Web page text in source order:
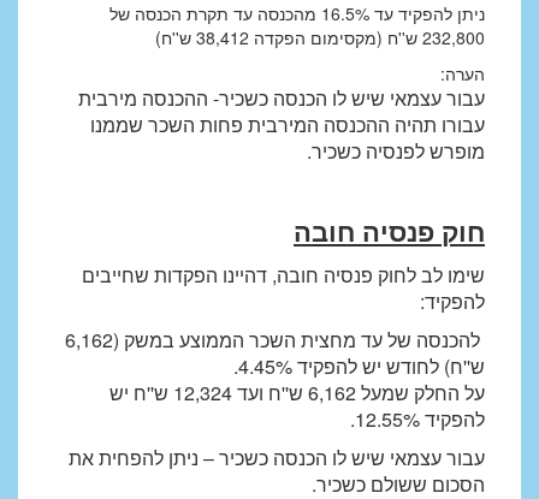
ניתן להפקיד עד 16.5% מהכנסה עד תקרת הכנסה של
232,800 ש''ח (מקסימום הפקדה 38,412 ש''ח)
הערה:
עבור עצמאי שיש לו הכנסה כשכיר- ההכנסה מירבית
עבורו תהיה ההכנסה המירבית פחות השכר שממנו
מופרש לפנסיה כשכיר.
חוק פנסיה חובה
שימו לב לחוק פנסיה חובה, דהיינו הפקדות שחייבים
להפקיד:
להכנסה של עד מחצית השכר הממוצע במשק (6,162
ש''ח) לחודש יש להפקיד 4.45%.
על החלק שמעל 6,162 ש''ח ועד 12,324 ש''ח יש
להפקיד 12.55%.
עבור עצמאי שיש לו הכנסה כשכיר – ניתן להפחית את
הסכום ששולם כשכיר.